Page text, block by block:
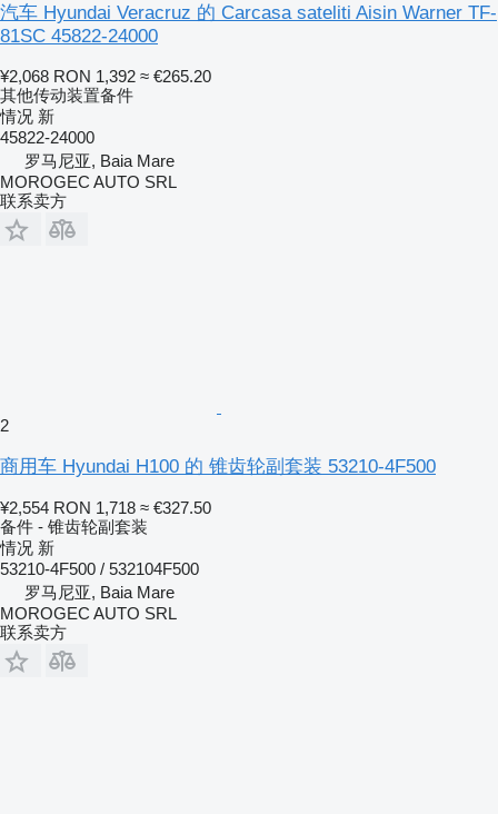
汽车 Hyundai Veracruz 的 Carcasa sateliti Aisin Warner TF-
81SC 45822-24000
¥2,068 RON 1,392 ≈ €265.20
其他传动装置备件
情况 新
45822-24000
罗马尼亚, Baia Mare
MOROGEC AUTO SRL
联系卖方
2
商用车 Hyundai H100 的 锥齿轮副套装 53210-4F500
¥2,554 RON 1,718 ≈ €327.50
备件 - 锥齿轮副套装
情况 新
53210-4F500 / 532104F500
罗马尼亚, Baia Mare
MOROGEC AUTO SRL
联系卖方